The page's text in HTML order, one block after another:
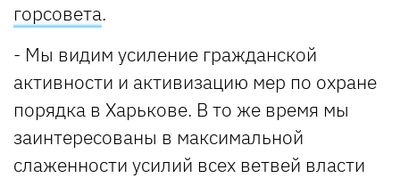
горсовета.
- Мы видим усиление гражданской
активности и активизацию мер по охране
порядка в Харькове. В то же время мы
заинтересованы в максимальной
слаженности усилий всех ветвей власти